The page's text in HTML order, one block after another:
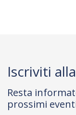
Iscriviti
Resta
prossimi